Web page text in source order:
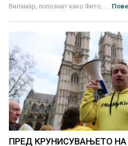
Виламар, попознат како Фито, ...
ПРЕД КРУНИСУВАЊЕТО НА